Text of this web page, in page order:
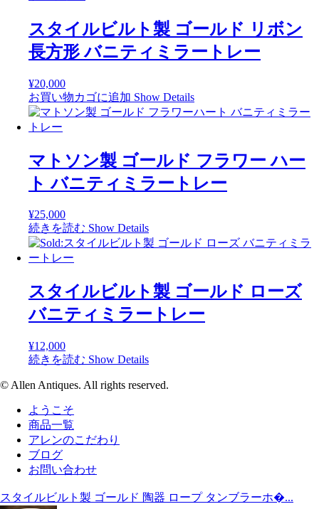
スタイルビルト製 ゴールド リボン
長方形 バニティミラートレー
¥20,000
お買い物カゴに追加 Show Details
マトソン製 ゴールド フラワー ハー
ト バニティミラートレー
¥25,000
続きを読む Show Details
スタイルビルト製 ゴールド ローズ
バニティミラートレー
¥12,000
続きを読む Show Details
© Allen Antiques. All rights reserved.
ようこそ
商品一覧
アレンのこだわり
ブログ
お問い合わせ
スタイルビルト製 ゴールド 陶器 ロープ タンブラーホ�...